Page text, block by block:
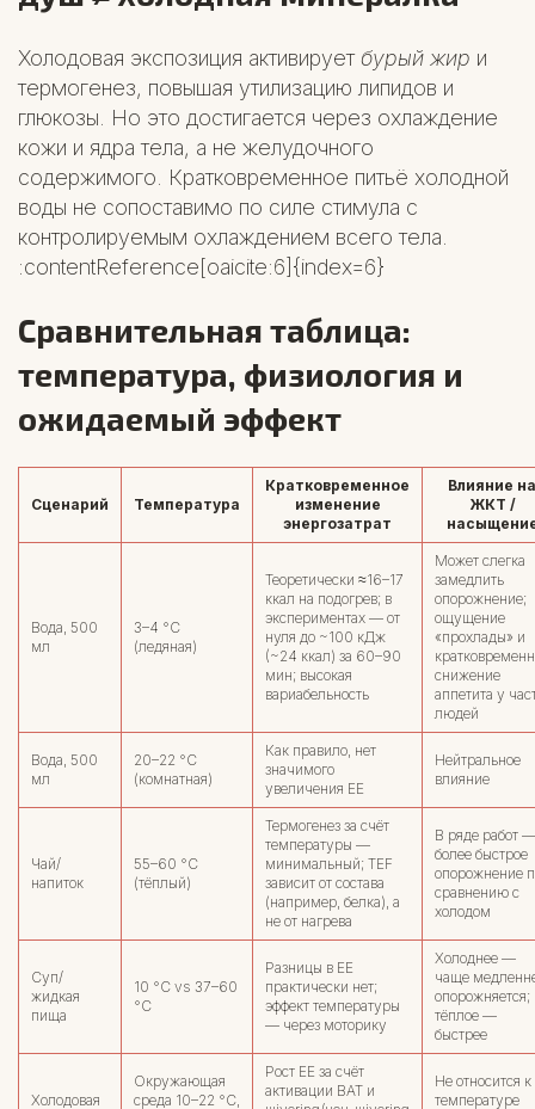
Холодовая экспозиция активируетбурый жир и
термогенез, повышая утилизацию липидов и
глюкозы. Но это достигается через охлаждение
кожи и ядра тела, а не желудочного
содержимого. Кратковременное питьё холодной
воды не сопоставимо по силе стимула с
контролируемым охлаждением всего тела.
:contentReference[oaicite:6]{index=6}
Сравнительная таблица:
температура, физиология и
ожидаемый эффект
Сценарий Температура
Кратковременное
изменение
энергозатрат
Влияние на
ЖКТ /
Вода, 500
мл
3–4 °C
(ледяная)
Теоретически ≈16–17
ккал на подогрев; в
экспериментах — от
нуля до ~100 кДж
(~24 ккал) за 60–90
мин; высокая
вариабельность
Может слегка
замедлить
опорожнение;
ощущение
«прохлады» и
снижение
аппетита у
людей
Вода, 500
мл
20–22 °C
(комнатная)
Как правило, нет
значимого
увеличения EE
Нейтральное
влияние
Чай/
напиток
55–60 °C
(тёплый)
Термогенез за счёт
температуры —
минимальный; TEF
зависит от состава
(например, белка), а
не от нагрева
В ряде работ —
более быстрое
опорожнение
сравнению с
холодом
Суп/
жидкая
пища
10 °C vs 37–60
°C
Разницы в EE
практически нет;
эффект температуры
— через моторику
Холоднее —
чаще
опорожняется;
тёплое —
быстрее
Холодовая
Окружающая
среда 10–22 °C,
Рост EE за счёт
активации BAT и
Не относится к
температуре